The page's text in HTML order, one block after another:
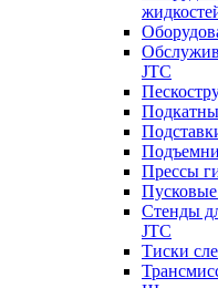
JTC
Прессы
Пусковые
Стенды
JTC
Тиски